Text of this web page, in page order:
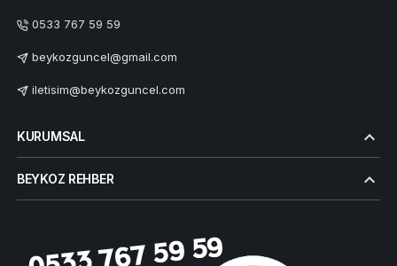
0533 767 59 59
beykozguncel@gmail.com
iletisim@beykozguncel.com
KURUMSAL
BEYKOZ REHBER